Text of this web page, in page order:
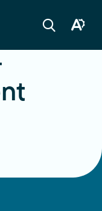
Ouvrir
Ouvrir